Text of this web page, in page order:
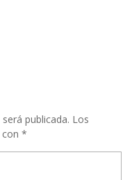
publicada. Los
*